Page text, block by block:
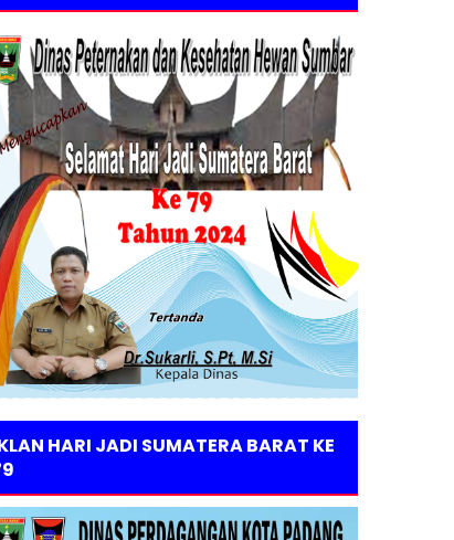
HARI JADI SUMATERA BARAT KE